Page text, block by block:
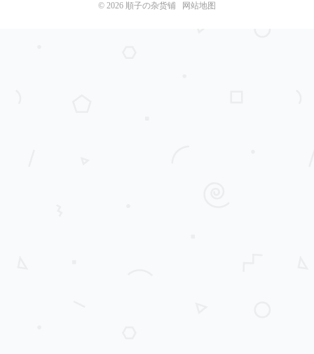
© 2026 順子の杂货铺 网站地图